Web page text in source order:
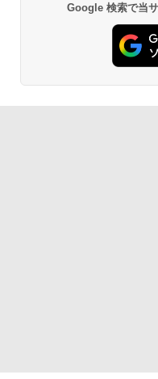
Google 検索で当